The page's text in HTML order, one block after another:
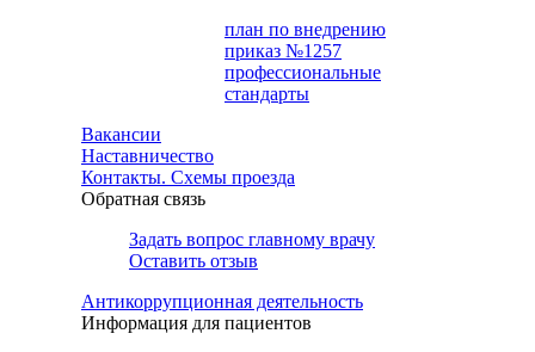
план по внедрению
приказ №1257
профессиональные
стандарты
Вакансии
Наставничество
Контакты. Схемы проезда
Обратная связь
Задать вопрос главному врачу
Оставить отзыв
Антикоррупционная деятельность
Информация для пациентов